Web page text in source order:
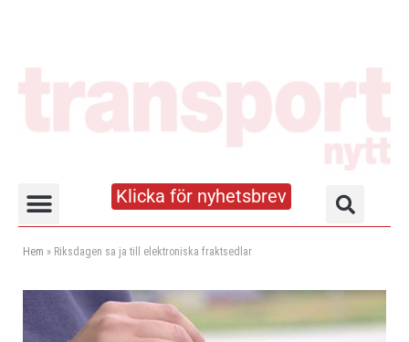
Klicka för nyhetsbrev
Hem » Riksdagen sa ja till elektroniska fraktsedlar